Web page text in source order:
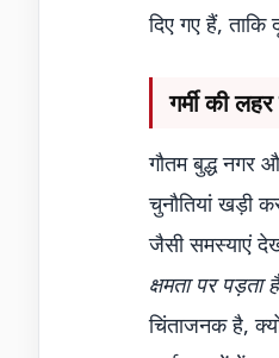
दिए गए हैं,
गर्मी की
गौतम बुद्ध नगर
चुनौतियां खड़ी
जैसी समस्याएं
क्षमता पर पड़ता है
चिंताजनक है,